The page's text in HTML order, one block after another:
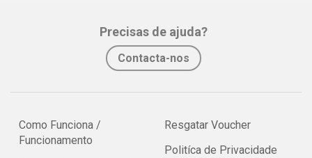
Precisas de ajuda?
Contacta-nos
Como Funciona /
Funcionamento
Resgatar Voucher
Politíca de Privacidade